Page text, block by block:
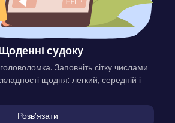
судоку
Заповніть сітку числами
щодня: легкий, середній і
Розвʼязати